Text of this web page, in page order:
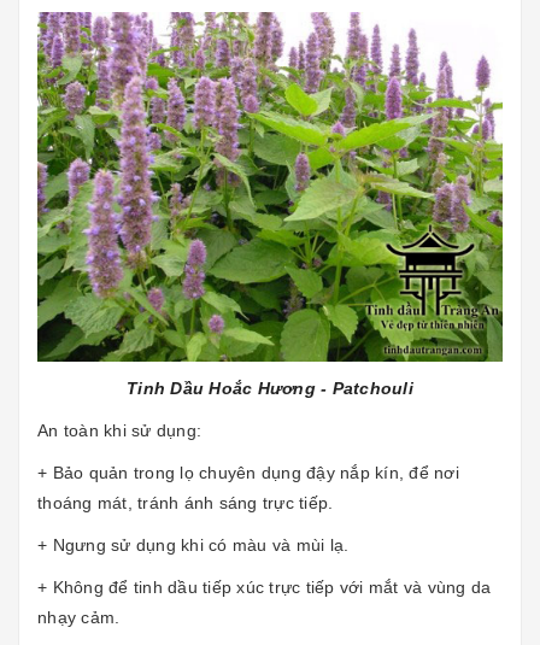
Tinh Dầu Hoắc Hương - Patchouli
An toàn khi sử dụng:
+ Bảo quản trong lọ chuyên dụng đậy nắp kín, để nơi
thoáng mát, tránh ánh sáng trực tiếp.
+ Ngưng sử dụng khi có màu và mùi lạ.
+ Không để tinh dầu tiếp xúc trực tiếp với mắt và vùng da
nhạy cảm.